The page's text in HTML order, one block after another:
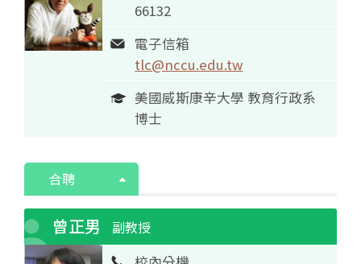
66132
電子信箱
tlc@nccu.edu.tw
美國威斯康辛大學 教育行政系
博士
合聘
曾正男 副教授